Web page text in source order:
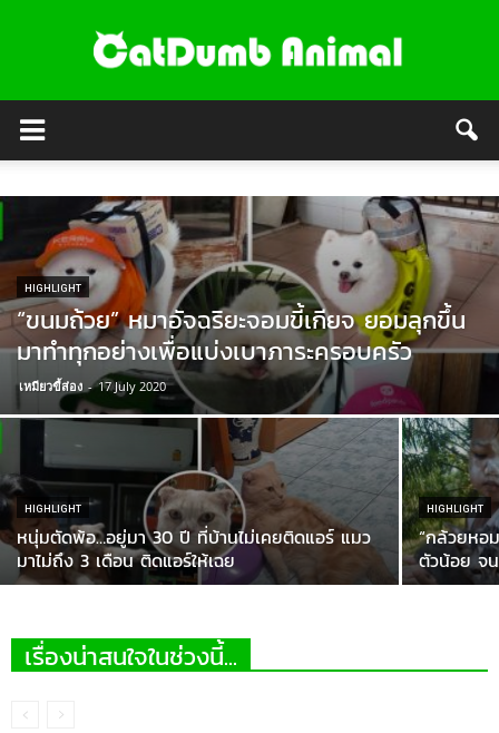
HIGHLIGHT
“ขนมถ้วย” หมาอัจฉริยะจอมขี้เกียจ ยอมลุกขึ้น
มาทำทุกอย่างเพื่อแบ่งเบาภาระครอบครัว
เหมียวขี้ส่อง - 17 July 2020
HIGHLIGHT
หนุ่มตัดพ้อ…อยู่มา 30 ปี ที่บ้านไม่เคยติดแอร์ แมว
มาไม่ถึง 3 เดือน ติดแอร์ให้เฉย
HIGHLIGHT
“กล้วยหอ
ตัวน้อย จ
เรื่องน่าสนใจในช่วงนี้...